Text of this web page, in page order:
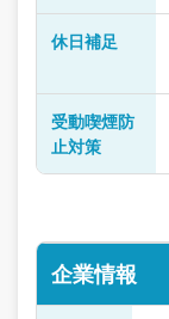
休日補足
受動喫煙防
止対策
企業情報